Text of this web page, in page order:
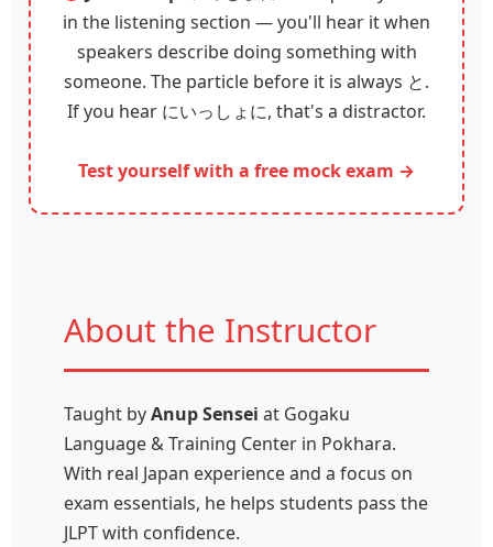
in the listening section — you'll hear it when
speakers describe doing something with
someone. The particle before it is always と.
If you hear にいっしょに, that's a distractor.
Test yourself with a free mock exam →
About the Instructor
Taught byAnup Sensei at Gogaku
Language & Training Center in Pokhara.
With real Japan experience and a focus on
exam essentials, he helps students pass the
JLPT with confidence.